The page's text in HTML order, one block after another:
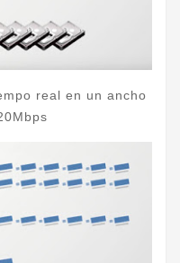
real en un ancho